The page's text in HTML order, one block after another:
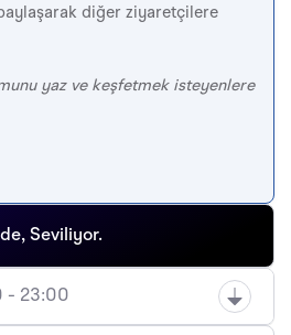
diğer ziyaretçilere
yaz ve keşfetmek isteyenlere
Seviliyor.
- 23:00